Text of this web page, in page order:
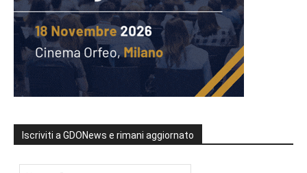
Iscriviti a GDONews e rimani aggiornato